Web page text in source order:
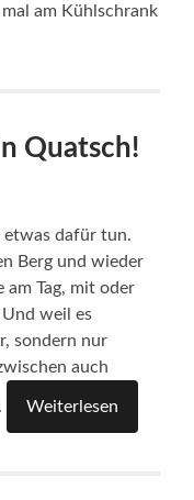
am Kühlschrank
Quatsch!
dafür tun.
Berg und wieder
am Tag, mit oder
weil es
sondern nur
auch
Weiterlesen